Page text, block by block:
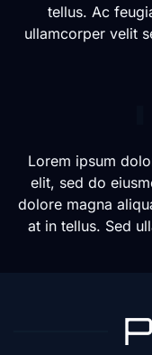
tellus. Ac
ullamcorper velit
Lorem ipsum
elit, sed do
dolore magna
at in tellus. Sed